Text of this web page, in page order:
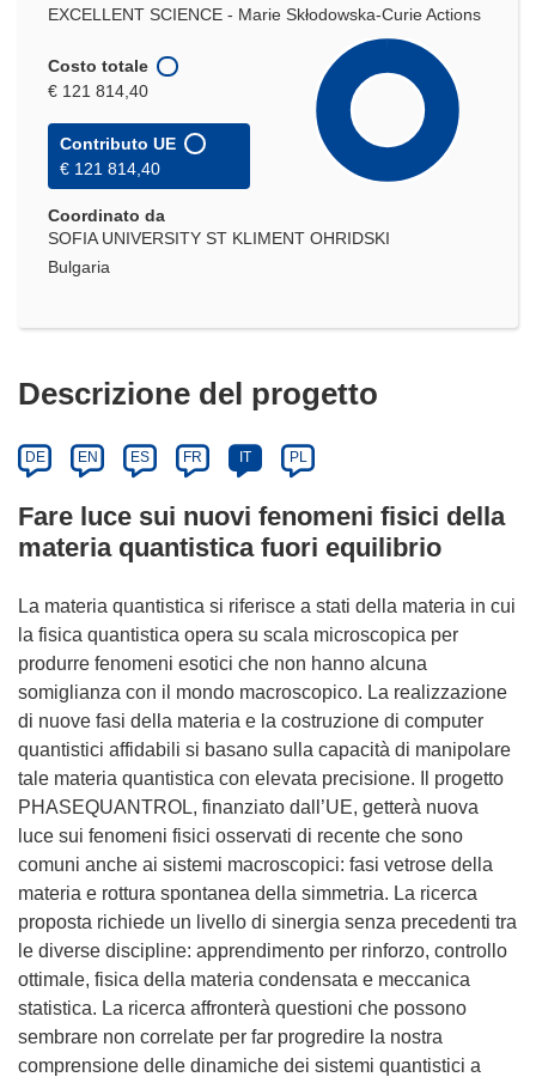
EXCELLENT SCIENCE - Marie Skłodowska-Curie Actions
Costo totale
€ 121 814,40
Contributo UE
€ 121 814,40
Coordinato da
SOFIA UNIVERSITY ST KLIMENT OHRIDSKI
Bulgaria
Descrizione del progetto
DE EN ES FR IT PL
Fare luce sui nuovi fenomeni fisici della
materia quantistica fuori equilibrio
La materia quantistica si riferisce a stati della materia in cui
la fisica quantistica opera su scala microscopica per
produrre fenomeni esotici che non hanno alcuna
somiglianza con il mondo macroscopico. La realizzazione
di nuove fasi della materia e la costruzione di computer
quantistici affidabili si basano sulla capacità di manipolare
tale materia quantistica con elevata precisione. Il progetto
PHASEQUANTROL, finanziato dall’UE, getterà nuova
luce sui fenomeni fisici osservati di recente che sono
comuni anche ai sistemi macroscopici: fasi vetrose della
materia e rottura spontanea della simmetria. La ricerca
proposta richiede un livello di sinergia senza precedenti tra
le diverse discipline: apprendimento per rinforzo, controllo
ottimale, fisica della materia condensata e meccanica
statistica. La ricerca affronterà questioni che possono
sembrare non correlate per far progredire la nostra
comprensione delle dinamiche dei sistemi quantistici a